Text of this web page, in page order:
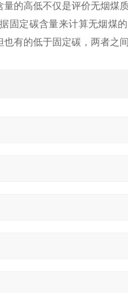
的高低不仅是评价无烟煤
固定碳含量来计算无烟煤
有的低于固定碳，两者之